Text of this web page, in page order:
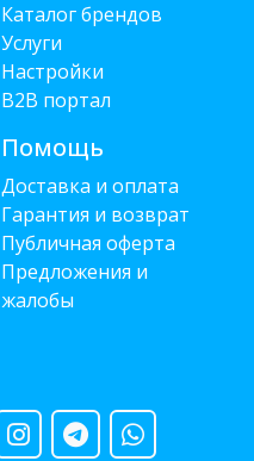
Каталог брендов
Услуги
Настройки
B2B портал
Помощь
Доставка и оплата
Гарантия и возврат
Публичная оферта
Предложения и
жалобы